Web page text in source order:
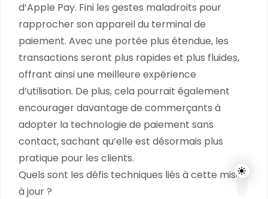
d’Apple Pay. Fini les gestes maladroits pour
rapprocher son appareil du terminal de
paiement. Avec une portée plus étendue, les
transactions seront plus rapides et plus fluides,
offrant ainsi une meilleure expérience
d’utilisation. De plus, cela pourrait également
encourager davantage de commerçants à
adopter la technologie de paiement sans
contact, sachant qu’elle est désormais plus
pratique pour les clients.
Quels sont les défis techniques liés à cette mise
à jour ?